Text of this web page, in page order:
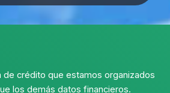
de crédito que estamos organizados
los demás datos financieros.